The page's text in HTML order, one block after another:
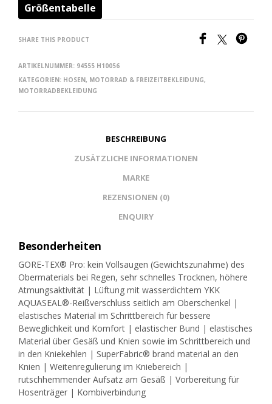
Größentabelle
SHARE THIS PRODUCT
ARTIKELNUMMER: 94555 H10056
KATEGORIEN: HOSEN, MOTORRAD & FREIZEITBEKLEIDUNG,
MOTORRADBEKLEIDUNG
BESCHREIBUNG
ZUSÄTZLICHE INFORMATIONEN
MARKE
REZENSIONEN (0)
ENQUIRY
Besonderheiten
GORE-TEX® Pro: kein Vollsaugen (Gewichtszunahme) des
Obermaterials bei Regen, sehr schnelles Trocknen, höhere
Atmungsaktivität | Lüftung mit wasserdichtem YKK
AQUASEAL®-Reißverschluss seitlich am Oberschenkel |
elastisches Material im Schrittbereich für bessere
Beweglichkeit und Komfort | elastischer Bund | elastisches
Material über Gesäß und Knien sowie im Schrittbereich und
in den Kniekehlen | SuperFabric® brand material an den
Knien | Weitenregulierung im Kniebereich |
rutschhemmender Aufsatz am Gesäß | Vorbereitung für
Hosenträger | Kombiverbindung